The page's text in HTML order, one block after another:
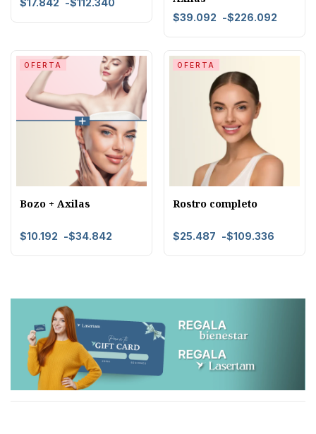
$39.092 -$226.092
OFERTA
Bozo + Axilas
$10.192 -$34.842
OFERTA
Rostro completo
$25.487 -$109.336